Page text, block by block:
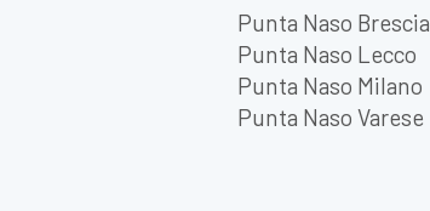
Punta Naso Brescia
Punta Naso Lecco
Punta Naso Milano
Punta Naso Varese